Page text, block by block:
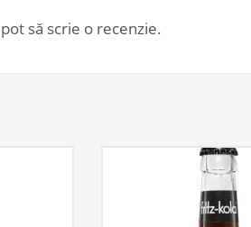
să scrie o recenzie.